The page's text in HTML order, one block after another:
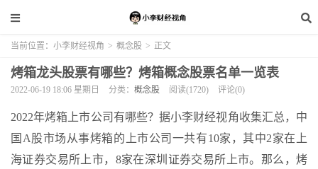
当前位置： 小李财经视角 > 概念股 > 正文
烤箱龙头股票有哪些？烤箱概念股票名单一览表
2022-06-19 18:06 星期日 分类： 概念股 阅读(1720) 评论(0)
2022年烤箱上市公司有哪些？据小李财经视角收集汇总，中
国A股市场从事烤箱的上市公司一共有10家，其中2家在上
海证券交易所上市，8家在深圳证券交易所上市。那么，烤